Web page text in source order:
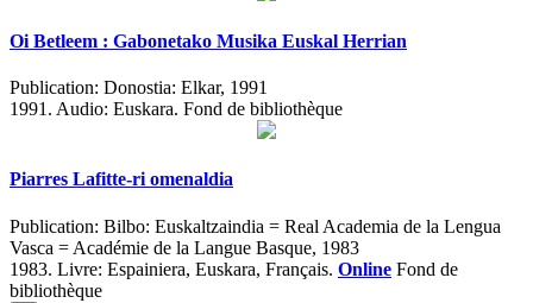
Oi Betleem : Gabonetako Musika Euskal Herrian
Publication: Donostia: Elkar, 1991
1991. Audio: Euskara. Fond de bibliothèque
Piarres Lafitte-ri omenaldia
Publication: Bilbo: Euskaltzaindia = Real Academia de la Lengua
Vasca = Académie de la Langue Basque, 1983
1983. Livre: Espainiera, Euskara, Français. Online Fond de
bibliothèque